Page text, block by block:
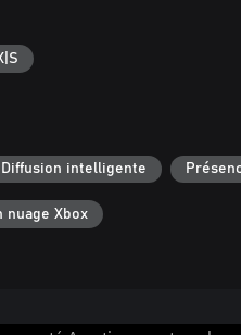
Diffusion intelligente
nuage Xbox